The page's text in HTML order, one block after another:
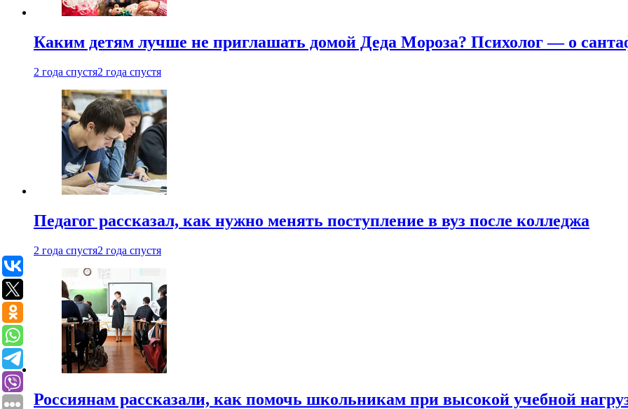
Каким детям лучше не приглашать домой Деда Мороза? Психолог — о
2 года спустя2 года спустя
Педагог рассказал, как нужно менять поступление в вуз после колледжа
2 года спустя2 года спустя
Россиянам рассказали, как помочь школьникам при высокой учебной